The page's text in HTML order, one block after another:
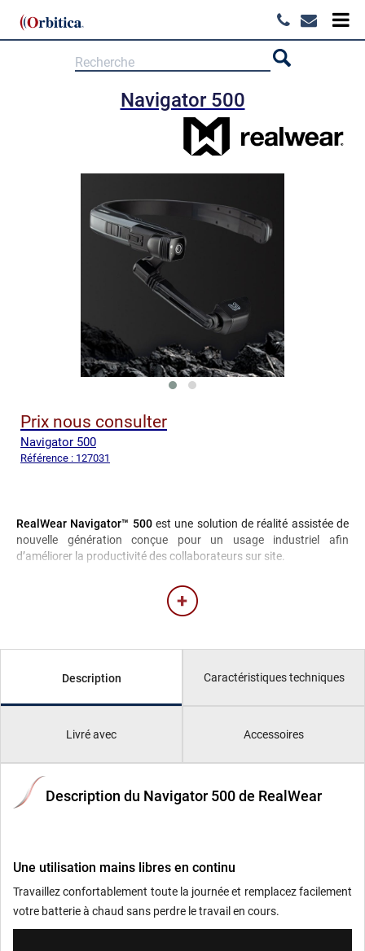
Navigator 500
Prix nous consulter
Navigator 500
Référence : 127031
RealWear Navigator™ 500est une solution de réalité assistée de
nouvelle génération conçue pour un usage industriel afin
d’améliorer la productivité des collaborateurs sur site.
Description Caractéristiques techniques
Livré avec Accessoires
Description du Navigator 500 de RealWear
Une utilisation mains libres en continu
Travaillez confortablement toute la journée et remplacez facilement
votre batterie à chaud sans perdre le travail en cours.